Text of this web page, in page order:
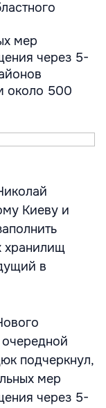
мер
через 5-
около 500
Киеву и
хранилищ
в
подчеркнул,
мер
через 5-